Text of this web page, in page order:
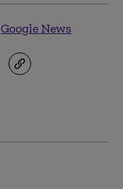
Google News